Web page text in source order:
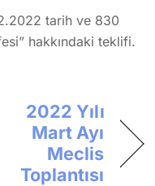
tarih ve 830
hakkındaki teklifi.
2022 Yılı
Mart Ayı
Meclis
Toplantısı